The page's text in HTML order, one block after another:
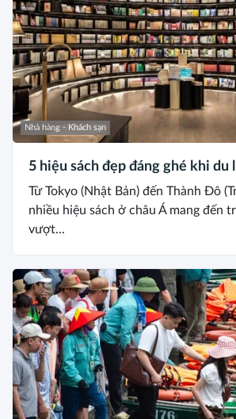
Nhà hàng - Khách sạn
5 hiệu sách đẹp đáng ghé khi du
Từ Tokyo (Nhật Bản) đến Thành Đô
nhiều hiệu sách ở châu Á mang đến
vượt...